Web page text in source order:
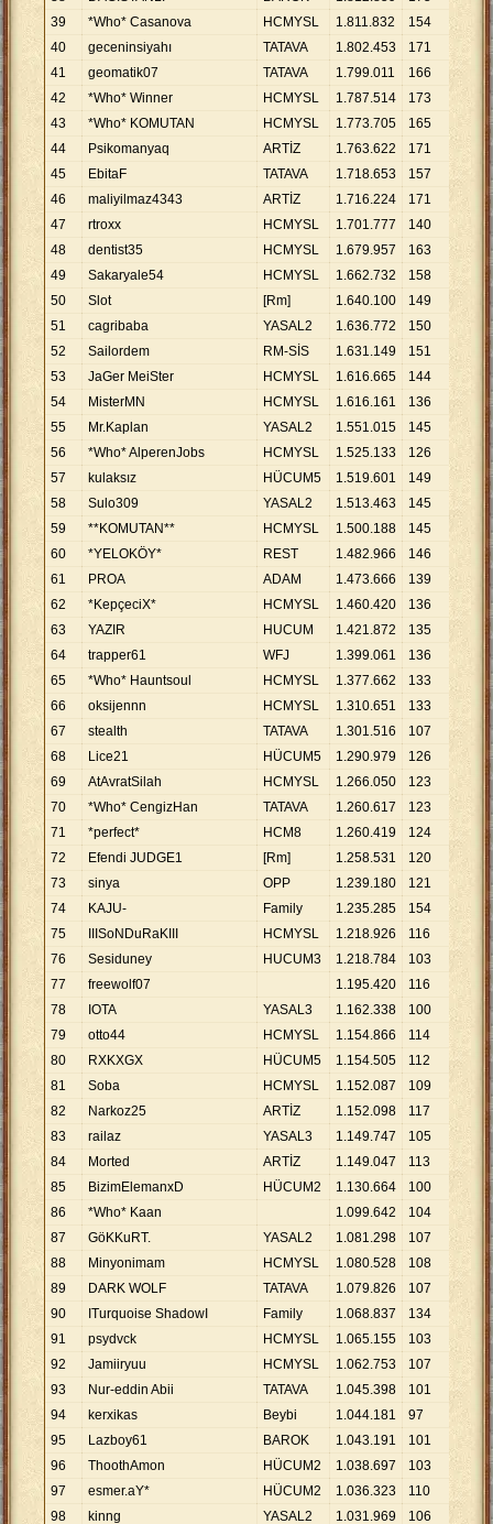
39
*Who* Casanova HCMYSL 1.811.832 154
40
geceninsiyahı TATAVA 1.802.453 171 10
41
geomatik07 TATAVA 1.799.011 166
42
*Who* Winner HCMYSL 1.787.514 173
43
*Who* KOMUTAN HCMYSL 1.773.705 165
44
Psikomanyaq ARTİZ 1.763.622 171
45
EbitaF TATAVA 1.718.653 157
46
maliyilmaz4343 ARTİZ 1.716.224 171 10
47
rtroxx HCMYSL 1.701.777 140
48
dentist35 HCMYSL 1.679.957 163 10
49
Sakaryale54 HCMYSL 1.662.732 158 10
50
Slot [Rm] 1.640.100 149
51
cagribaba YASAL2 1.636.772 150 10
52
Sailordem RM-SİS 1.631.149 151
53
JaGer MeiSter HCMYSL 1.616.665 144 11
54
MisterMN HCMYSL 1.616.161 136
55
Mr.Kaplan YASAL2 1.551.015 145 10
56
*Who* AlperenJobs HCMYSL 1.525.133 126
57
kulaksız HÜCUM5 1.519.601 149 10
58
Sulo309 YASAL2 1.513.463 145 10
59
**KOMUTAN** HCMYSL 1.500.188 145 10
60
*YELOKÖY* REST 1.482.966 146
61
PROA ADAM 1.473.666 139 10
62
*KepçeciX* HCMYSL 1.460.420 136 10
63
YAZIR HUCUM 1.421.872 135
64
trapper61 WFJ 1.399.061 136 10
65
*Who* Hauntsoul HCMYSL 1.377.662 133
66
oksijennn HCMYSL 1.310.651 133 9
67
stealth TATAVA 1.301.516 107
68
Lice21 HÜCUM5 1.290.979 126 10
69
AtAvratSilah HCMYSL 1.266.050 123
70
*Who* CengizHan TATAVA 1.260.617 123 10
71
*perfect* HCM8 1.260.419 124 10
72
Efendi JUDGE1 [Rm] 1.258.531 120
73
sinya OPP 1.239.180 121
74
KAJU- Family 1.235.285 154
75
IIISoNDuRaKIII HCMYSL 1.218.926 116 10
76
Sesiduney HUCUM3 1.218.784 103
77
freewolf07 1.195.420 116 10
78
IOTA YASAL3 1.162.338 100
79
otto44 HCMYSL 1.154.866 114 10
80
RXKXGX HÜCUM5 1.154.505 112
81
Soba HCMYSL 1.152.087 109 10
82
Narkoz25 ARTİZ 1.152.098 117
83
railaz YASAL3 1.149.747 105 10
84
Morted ARTİZ 1.149.047 113 10
85
BizimElemanxD HÜCUM2 1.130.664 100
86
*Who* Kaan 1.099.642 104 10
87
GöKKuRT. YASAL2 1.081.298 107
88
Minyonimam HCMYSL 1.080.528 108
89
DARK WOLF TATAVA 1.079.826 107
90
ITurquoise ShadowI Family 1.068.837 134 7.
91
psydvck HCMYSL 1.065.155 103
92
Jamiiryuu HCMYSL 1.062.753 107 9
93
Nur-eddin Abii TATAVA 1.045.398 101
94
kerxikas Beybi 1.044.181 97 10
95
Lazboy61 BAROK 1.043.191 101
96
ThoothAmon HÜCUM2 1.038.697 103 10
97
esmer.aY* HÜCUM2 1.036.323 110 9
98
kinng YASAL2 1.031.969 106